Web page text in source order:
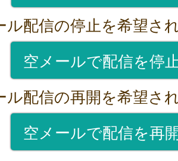
ル配信の停止を希望さ
空メールで配信を停
ル配信の再開を希望さ
空メールで配信を再